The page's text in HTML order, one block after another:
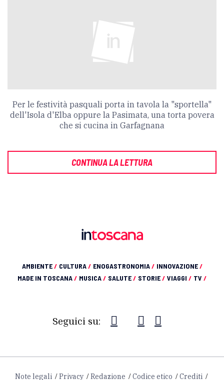
Per le festività pasquali porta in tavola la "sportella"
dell'Isola d'Elba oppure la Pasimata, una torta povera
che si cucina in Garfagnana
CONTINUA LA LETTURA
AMBIENTE/ CULTURA/ ENOGASTRONOMIA/ INNOVAZIONE/
MADE IN TOSCANA/ MUSICA/ SALUTE/ STORIE/ VIAGGI / TV /
Seguici su:
Note legali Privacy Redazione Codice etico Crediti